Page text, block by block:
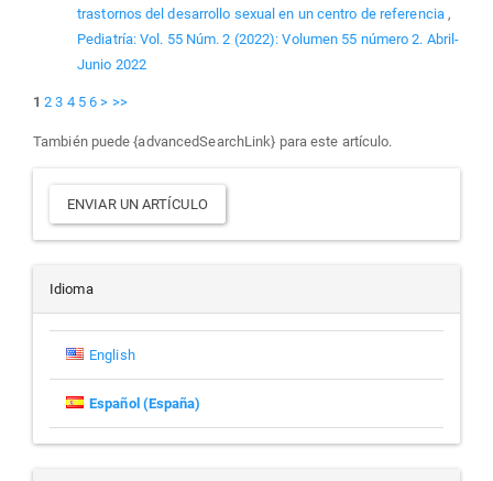
trastornos del desarrollo sexual en un centro de referencia ,
Pediatría: Vol. 55 Núm. 2 (2022): Volumen 55 número 2. Abril-
Junio 2022
1 2 3 4 5 6 > >>
También puede {advancedSearchLink} para este artículo.
Enviar
un
artículo
ENVIAR UN ARTÍCULO
Idioma
English
Español (España)